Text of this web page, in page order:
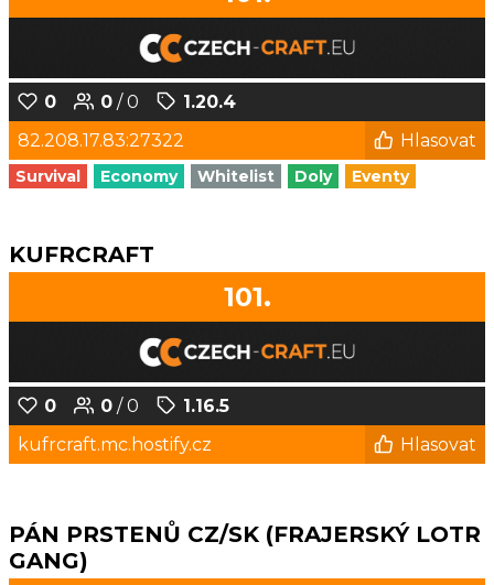
0 0 / 0
1.20.4
82.208.17.83:27322
Hlasovat
Survival Economy Whitelist Doly Eventy
KUFRCRAFT
101.
0 0 / 0
1.16.5
kufrcraft.mc.hostify.cz
Hlasovat
PÁN PRSTENŮ CZ/SK (FRAJERSKÝ LOTR
GANG)